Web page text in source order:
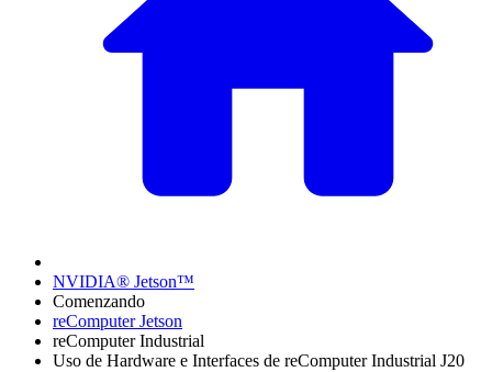
NVIDIA® Jetson™
Comenzando
reComputer Jetson
reComputer Industrial
Uso de Hardware e Interfaces de reComputer Industrial J20